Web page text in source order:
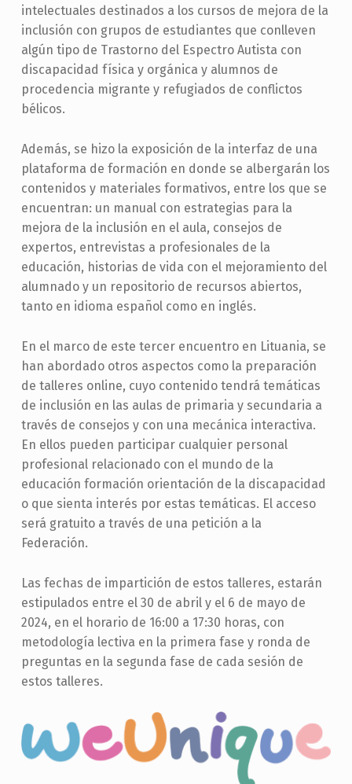
intelectuales destinados a los cursos de mejora de la
inclusión con grupos de estudiantes que conlleven
algún tipo de Trastorno del Espectro Autista con
discapacidad física y orgánica y alumnos de
procedencia migrante y refugiados de conflictos
bélicos.
Además, se hizo la exposición de la interfaz de una
plataforma de formación en donde se albergarán los
contenidos y materiales formativos, entre los que se
encuentran: un manual con estrategias para la
mejora de la inclusión en el aula, consejos de
expertos, entrevistas a profesionales de la
educación, historias de vida con el mejoramiento del
alumnado y un repositorio de recursos abiertos,
tanto en idioma español como en inglés.
En el marco de este tercer encuentro en Lituania, se
han abordado otros aspectos como la preparación
de talleres online, cuyo contenido tendrá temáticas
de inclusión en las aulas de primaria y secundaria a
través de consejos y con una mecánica interactiva.
En ellos pueden participar cualquier personal
profesional relacionado con el mundo de la
educación formación orientación de la discapacidad
o que sienta interés por estas temáticas. El acceso
será gratuito a través de una petición a la
Federación.
Las fechas de impartición de estos talleres, estarán
estipulados entre el 30 de abril y el 6 de mayo de
2024, en el horario de 16:00 a 17:30 horas, con
metodología lectiva en la primera fase y ronda de
preguntas en la segunda fase de cada sesión de
estos talleres.